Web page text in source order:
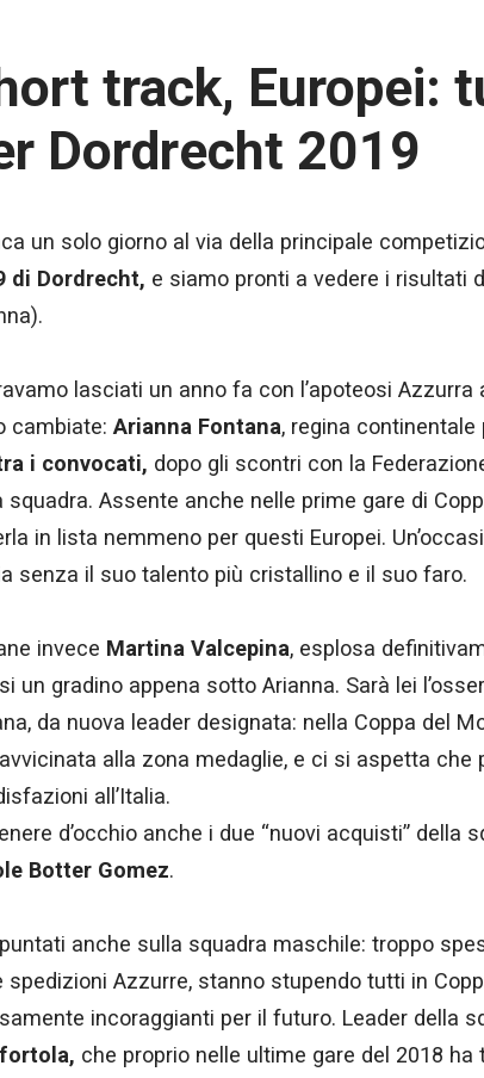
track, Europei:
Dordrecht 2019
un solo giorno al via della principale
di Dordrecht, e siamo pronti a vedere i risultati
lasciati un anno fa con l’apoteosi Azzurra
cambiate: Arianna Fontana, regina
i convocati, dopo gli scontri con la
squadra. Assente anche nelle prime gare di
in lista nemmeno per questi Europei.
senza il suo talento più cristallino e il suo faro.
invece Martina Valcepina, esplosa
un gradino appena sotto Arianna. Sarà lei
da nuova leader designata: nella Coppa del
alla zona medaglie, e ci si aspetta che
all’Italia.
d’occhio anche i due “nuovi acquisti” della
Botter Gomez.
anche sulla squadra maschile: troppo
spedizioni Azzurre, stanno stupendo tutti in
incoraggianti per il futuro. Leader della
che proprio nelle ultime gare del 2018